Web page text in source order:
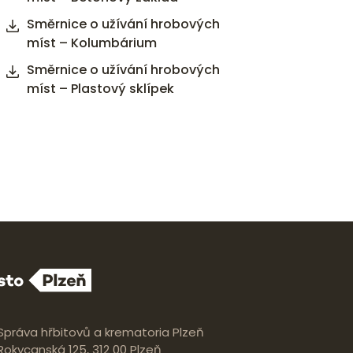
Směrnice o užívání hrobových
míst – Kolumbárium
Směrnice o užívání hrobových
míst – Plastový sklípek
hřbitovů a krematoria Plzeň
125, 312 00 Plzeň